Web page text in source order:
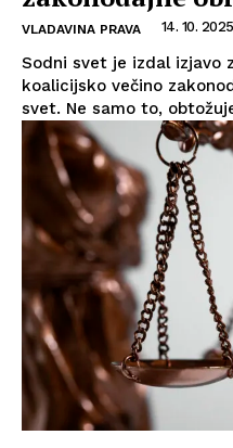
VLADAVINA PRAVA 14. 10.
Sodni svet je izdal izjavo
koalicijsko večino
svet. Ne samo to,